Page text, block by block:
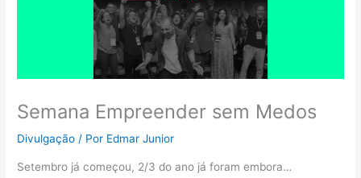
Semana Empreender sem Medos
Divulgação / Por Edmar Junior
Setembro já começou, 2/3 do ano já foram embora…